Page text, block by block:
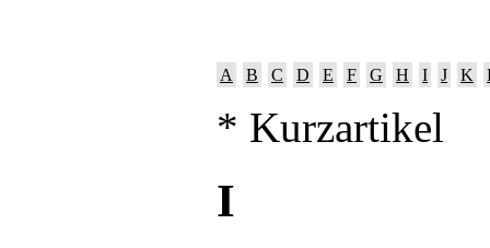
A B C D E F G H I J K
* Kurzartikel
I